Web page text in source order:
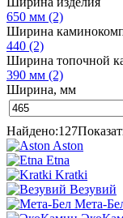
650 мм (2)
Ширина
440 (2)
Ширина топочной
390 мм (2)
Ширина, мм
Найдено:127
Aston
Etna
Kratki
Везувий
Мета-